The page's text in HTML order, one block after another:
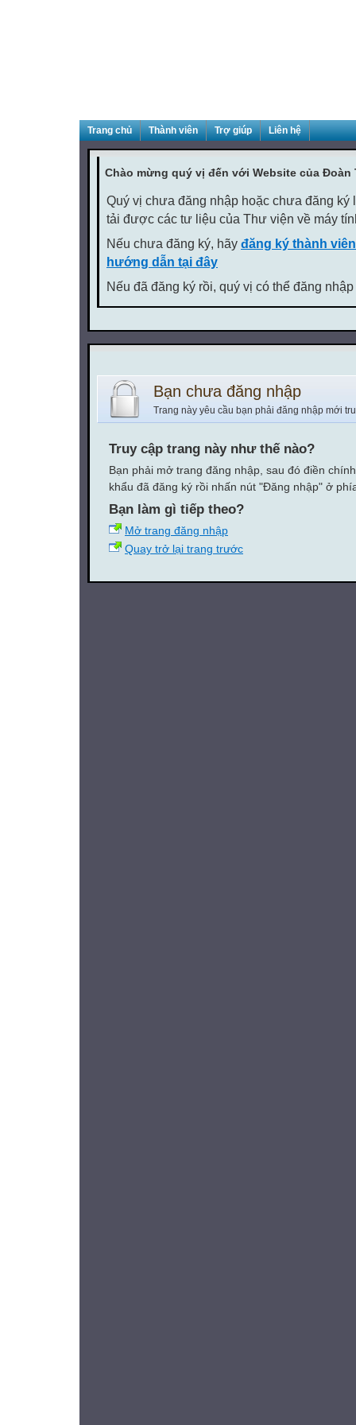
Trang chủ Thành viên Trợ giúp Liên hệ
Chào mừng quý vị đến với Website của Đoàn
Quý vị chưa đăng nhập hoặc chưa đăng ký
tải được các tư liệu của Thư viện về máy
Nếu chưa đăng ký, hãy đăng ký thành
hướng dẫn tại đây
Nếu đã đăng ký rồi, quý vị có thể đăng
Bạn chưa đăng nhập
Trang này yêu cầu bạn phải đăng nhập mới
Truy cập trang này như thế nào?
Bạn phải mở trang đăng nhập, sau đó điền
khẩu đã đăng ký rồi nhấn nút "Đăng nhập" ở
Bạn làm gì tiếp theo?
Mở trang đăng nhập
Quay trở lại trang trước